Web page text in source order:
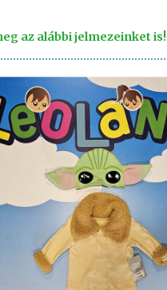
az alábbi jelmezeinket is!